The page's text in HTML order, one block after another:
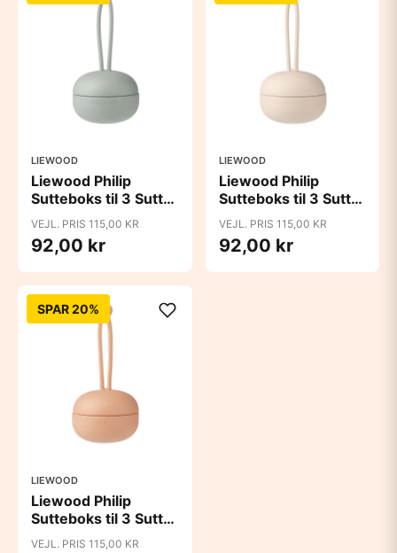
LIEWOOD
Liewood Philip
Sutteboks til 3 Sutter
- Dove Blue
VEJL. PRIS 115,00 KR
92,00 kr
LIEWOOD
Liewood Philip
Sutteboks til 3 Sutter
- Sandy
VEJL. PRIS 115,00 KR
92,00 kr
SPAR 20%
LIEWOOD
Liewood Philip
Sutteboks til 3 Sutter
- Tuscany Rose
VEJL. PRIS 115,00 KR